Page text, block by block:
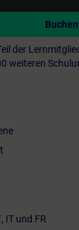
Buchen
der
weiteren
, IT und FR